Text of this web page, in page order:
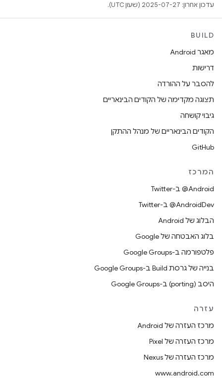
עדכון אחרון: 2025-07-27 (שעון UTC).
BUILD
מאגר Android
דרישות
להסבר על ההורדה
תצוגה מקדימה של הקודים הבינאריים
גיבוי קושחה
הקודים הבינאריים של מנהל ההתקן
GitHub
המרכז
‎@Android ב-Twitter
‎@AndroidDev ב-Twitter
הבלוג של Android
בלוג האבטחה של Google
פלטפורמה ב-Google Groups
בנייה של גרסת Build ב-Google Groups
היסב (porting) ב-Google Groups
עזרה
מרכז העזרה של Android
מרכז העזרה של Pixel
מרכז העזרה של Nexus
www.android.com